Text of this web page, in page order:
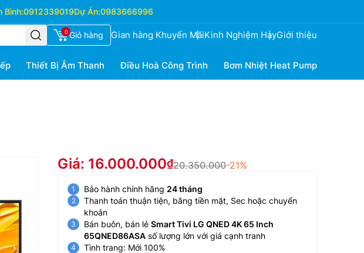
Bình:0912339019Dự Án:0983666996
0 Giỏ hàng Gian hàng Khuyến MãiKinh Nghiệm HayGiới thiệu
Thiết Bị Âm Thanh Điều Hoà Công Trình Bơm Nhiệt Heat Pump
Giá: 16.000.000 20.350.000-21%
Bảo hành chính hãng 24 tháng
Thanh toán thuận tiện, bằng tiền mặt, Sec hoặc chuyển
khoản
Bán buôn, bán lẻ Smart Tivi LG QNED 4K 65 Inch
65QNED86ASA số lượng lớn với giá cạnh tranh
Tình trang: Mới 100%